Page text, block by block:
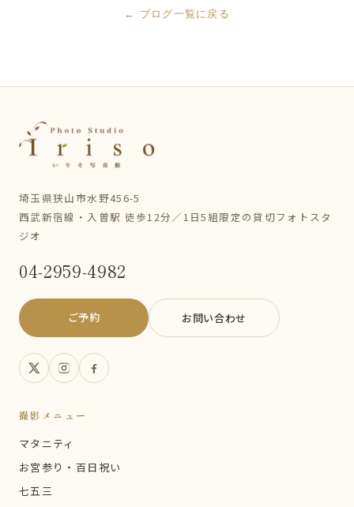
← ブログ一覧に戻る
埼玉県狭山市水野456-5
西武新宿線・入曽駅 徒歩12分／1日5組限定の貸切フォトスタ
ジオ
04-2959-4982
ご予約 お問い合わせ
撮影メニュー
マタニティ
お宮参り・百日祝い
七五三